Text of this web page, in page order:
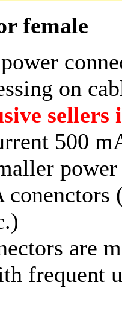
female
on
500
conenctors
are
frequent